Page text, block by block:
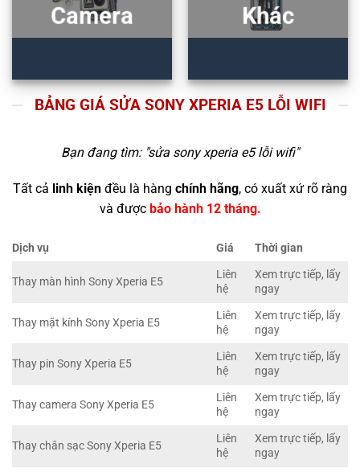
Camera Khác
BẢNG GIÁ SỬA SONY XPERIA E5 LỖI WIFI
Bạn đang tìm: "sửa sony xperia e5 lỗi wifi"
Tất cả linh kiện đều là hàng chính hãng, có xuất xứ rõ ràng
và được bảo hành 12 tháng.
Dịch vụ Giá Thời gian
Thay màn hình Sony Xperia E5
Liên
hệ
Xem trực tiếp, lấy
ngay
Thay mặt kính Sony Xperia E5
Liên
hệ
Xem trực tiếp, lấy
ngay
Thay pin Sony Xperia E5
Liên
hệ
Xem trực tiếp, lấy
ngay
Thay camera Sony Xperia E5
Liên
hệ
Xem trực tiếp, lấy
ngay
Thay chân sạc Sony Xperia E5
Liên
hệ
Xem trực tiếp, lấy
ngay